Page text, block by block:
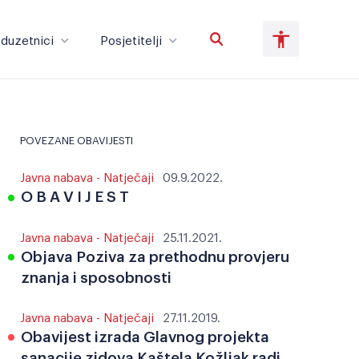
Posjetitelji
Veliki tekst Invertiraj boju
Crno-bijelo
POVEZANE OBAVIJESTI
Javna nabava - Natječaji 09.9.2022.
O B A V I J E S T
Javna nabava - Natječaji 25.11.2021.
Objava Poziva za prethodnu provjeru
znanja i sposobnosti
Javna nabava - Natječaji 27.11.2019.
Obavijest izrada Glavnog projekta